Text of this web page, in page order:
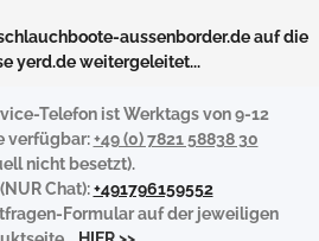
aussenborder.de auf die
yerd.de weitergeleitet...
Telefon ist Werktags von 9-12
verfügbar:+49 (0) 7821 58838 30
nicht besetzt).
Chat):+491796159552
Formular auf der jeweiligen